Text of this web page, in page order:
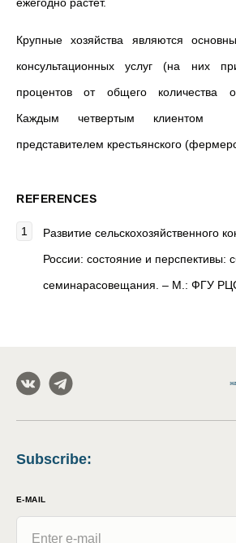
Крупные хозяйства являются
консультационных услуг (на них
процентов от общего количества
Каждым четвертым клиентом
представителем крестьянского
REFERENCES
Развитие сельскохозяйственного
России: состояние и перспективы:
семинарасовещания. – М.: ФГУ
Subscribe:
E-MAIL